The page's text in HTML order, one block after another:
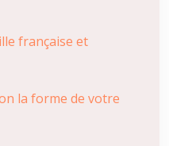
française et
la forme de votre